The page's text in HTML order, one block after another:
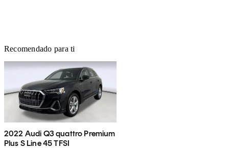
Recomendado para ti
2022 Audi Q3 quattro Premium
Plus S Line 45 TFSI